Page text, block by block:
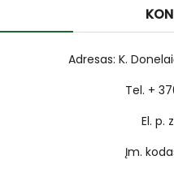
Adresas: K.
Tel. +
El. p.
Įm.